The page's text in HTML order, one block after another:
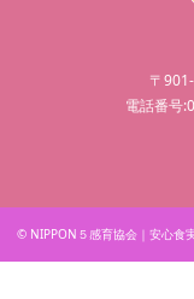
〒
電話番号
© NIPPON５感育協会｜安心食